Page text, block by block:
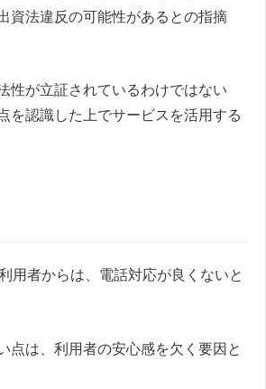
資法違反の可能性があるとの指摘
性が立証されているわけではない
を認識した上でサービスを活用する
用者からは、電話対応が良くないと
点は、利用者の安心感を欠く要因と